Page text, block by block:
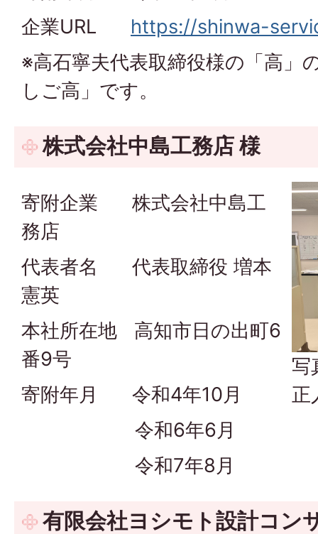
企業URL https://shinwa-
※高石寧夫代表取締役様の「高」
しご高」です。
株式会社中島工務店 様
写
正
寄附企業 株式会社中島工
務店
代表者名 代表取締役 増本
憲英
本社所在地 高知市日の出町6
番9号
寄附年月 令和4年10月
令和6年6月
令和7年8月
有限会社ヨシモト設計コン